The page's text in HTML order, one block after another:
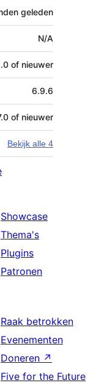
geleden
N/A
of nieuwer
6.9.6
of nieuwer
Bekijk alle 4
Showcase
Thema's
Plugins
Patronen
Raak betrokken
Evenementen
Doneren ↗
Five for the Future